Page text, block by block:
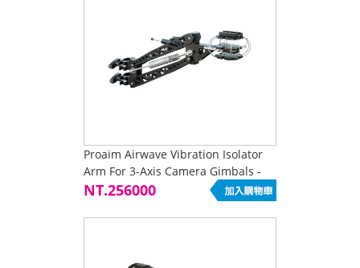
Proaim Airwave Vibration Isolator
Arm For 3-Axis Camera Gimbals -
DJI Ronin, Mov
NT.256000